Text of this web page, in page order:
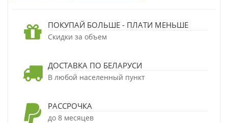
ПОКУПАЙ БОЛЬШЕ - ПЛАТИ МЕНЬШЕ
Скидки за объем
ДОСТАВКА ПО БЕЛАРУСИ
В любой населенный пункт
РАССРОЧКА
до 8 месяцев